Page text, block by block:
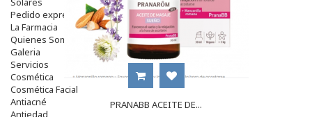
Pedido express
La Farmacia
Quienes Somos
Galeria
Servicios
Cosmética
Cosmética Facial
Antiacné
Antiedad
PRANABB ACEITE DE...